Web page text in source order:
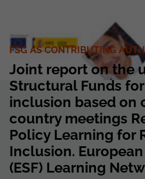
FSG AS CONTRIBUTING
Joint report on the
Structural Funds
inclusion based on
country meetings
Policy Learning for
Inclusion.
(ESF) Learning